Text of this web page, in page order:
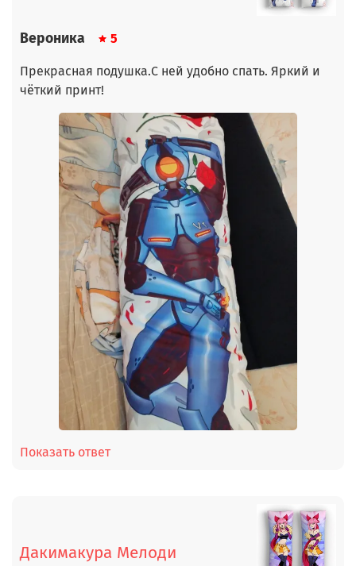
Вероника 5
Прекрасная подушка.С ней удобно спать. Яркий и
чёткий принт!
Показать ответ
Дакимакура Мелоди